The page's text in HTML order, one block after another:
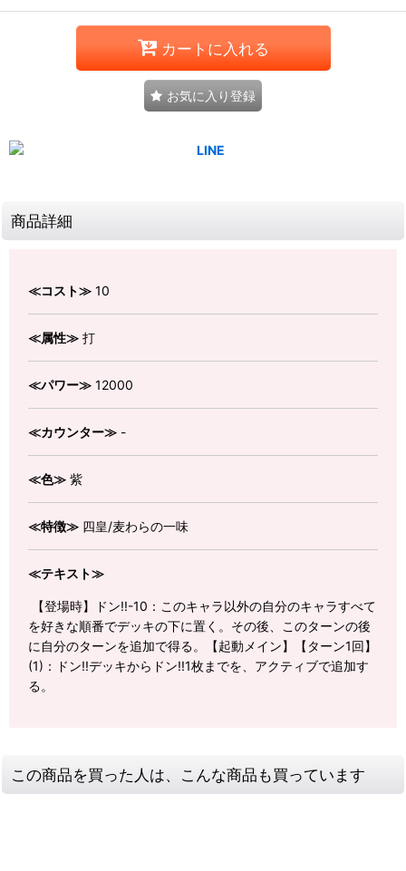
カートに入れる
お気に入り登録
商品詳細
≪コスト≫ 10
≪属性≫ 打
≪パワー≫ 12000
≪カウンター≫ -
≪色≫ 紫
≪特徴≫ 四皇/麦わらの一味
≪テキスト≫
【登場時】ドン!!-10：このキャラ以外の自分のキャラすべて
を好きな順番でデッキの下に置く。その後、このターンの後
に自分のターンを追加で得る。【起動メイン】【ターン1回】
(1)：ドン!!デッキからドン!!1枚までを、アクティブで追加す
る。
この商品を買った人は、こんな商品も買っています